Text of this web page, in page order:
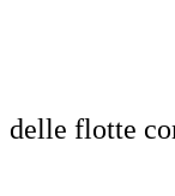
delle flotte